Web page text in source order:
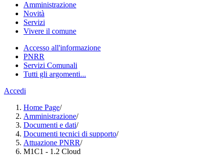
Amministrazione
Novità
Servizi
Vivere il comune
Accesso all'informazione
PNRR
Servizi Comunali
Tutti gli argomenti...
Accedi
Home Page/
Amministrazione/
Documenti e dati/
Documenti tecnici di supporto/
Attuazione PNRR/
M1C1 - 1.2 Cloud